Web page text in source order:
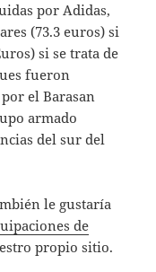
por Adidas,
(73.3 euros) si
si se trata de
fueron
el Barasan
armado
del sur del
le gustaría
de
propio sitio.